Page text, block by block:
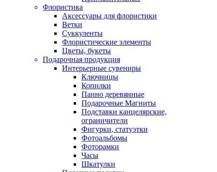
Флористика
Аксессуары для флористики
Ветки
Суккуленты
Флористические элементы
Цветы, букеты
Подарочная продукция
Интерьерные сувениры
Ключницы
Копилки
Панно деревянные
Подарочные Магниты
Подставки канцелярские,
ограничители
Фигурки, статуэтки
Фотоальбомы
Фоторамки
Часы
Шкатулки